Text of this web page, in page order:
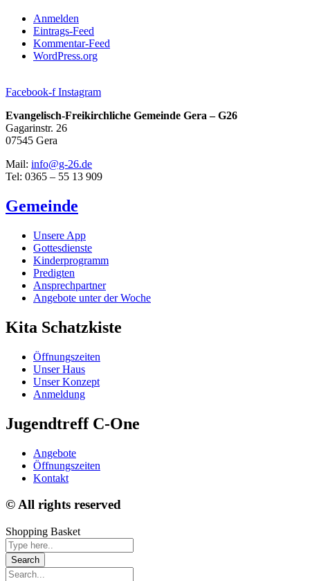
Anmelden
Eintrags-Feed
Kommentar-Feed
WordPress.org
Facebook-f Instagram
Evangelisch-Freikirchliche Gemeinde Gera – G26
Gagarinstr. 26
07545 Gera
Mail: info@g-26.de
Tel: 0365 – 55 13 909
Gemeinde
Unsere App
Gottesdienste
Kinderprogramm
Predigten
Ansprechpartner
Angebote unter der Woche
Kita Schatzkiste
Öffnungszeiten
Unser Haus
Unser Konzept
Anmeldung
Jugendtreff C-One
Angebote
Öffnungszeiten
Kontakt
© All rights reserved
Shopping Basket